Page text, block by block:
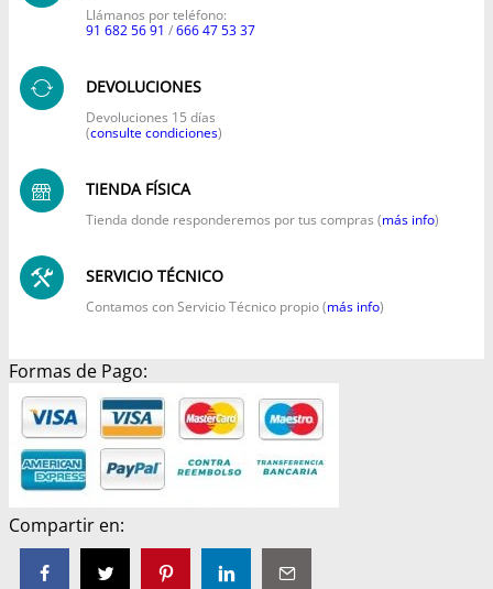
Llámanos por teléfono:
91 682 56 91 /666 47 53 37
DEVOLUCIONES
Devoluciones 15 días
(consulte condiciones)
TIENDA FÍSICA
Tienda donde responderemos por tus compras (más info)
SERVICIO TÉCNICO
Contamos con Servicio Técnico propio (más info)
Formas de Pago:
Compartir en: